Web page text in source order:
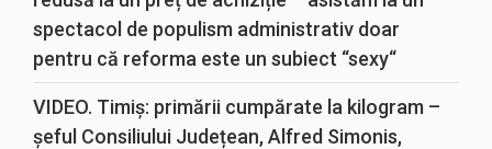
spectacol de populism administrativ doar
pentru că reforma este un subiect “sexy“
VIDEO. Timiș: primării cumpărate la kilogram –
șeful Consiliului Județean, Alfred Simonis,